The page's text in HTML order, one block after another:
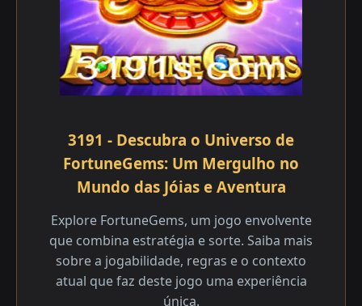
3191 - Descubra o Universo de
FortuneGems: Um Mergulho no
Mundo das Jóias e Aventura
Explore FortuneGems, um jogo envolvente
que combina estratégia e sorte. Saiba mais
sobre a jogabilidade, regras e o contexto
atual que faz deste jogo uma experiência
única.